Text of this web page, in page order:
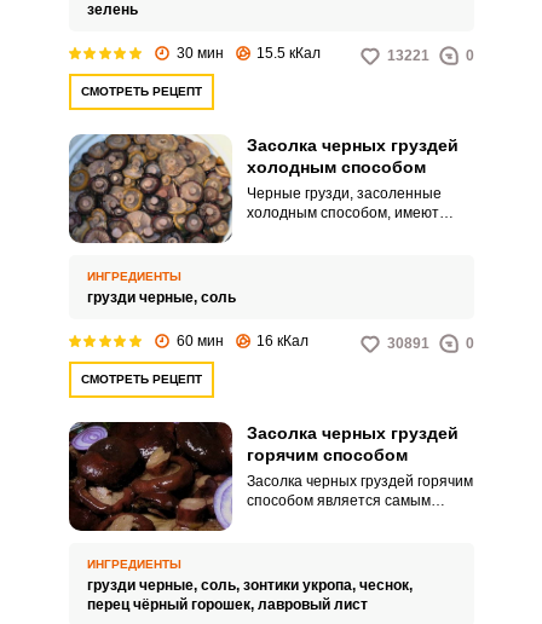
зелень
30 мин 15.5 кКал 13221 0
СМОТРЕТЬ РЕЦЕПТ
Засолка черных груздей
холодным способом
Черные грузди, засоленные
холодным способом, имеют
возможность выбрать для
ИНГРЕДИЕНТЫ
грузди черные, соль
60 мин 16 кКал 30891 0
СМОТРЕТЬ РЕЦЕПТ
Засолка черных груздей
горячим способом
Засолка черных груздей горячим
способом является самым
хрустящими, несмотря на
термическую обработку.
ИНГРЕДИЕНТЫ
грузди черные, соль, зонтики укропа, чеснок,
перец чёрный горошек, лавровый лист